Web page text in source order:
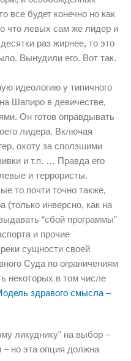
все будет конечно но как
что левых сам же лидер и
раз жирнее, то это
Вынудили его. Вот так.
идеологию у типичного
Шапиро в девичестве,
Он готов оправдывать
лидера. Включая
охоту за сползшими
и т.п. … Правда его
и террористы.
то почти точно также,
(только инверсно, как на
“сбой программы”
и прочие
сущности своей
Суда по ограничениям
некоторых в том числе
здравого смысла –
ликуднику” на выбор –
но эта опция должна